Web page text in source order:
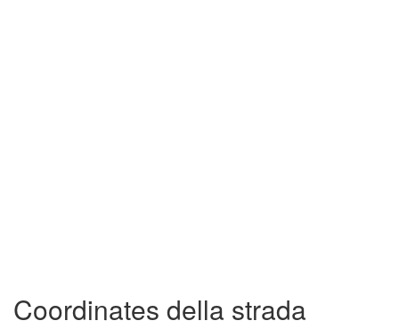
Coordinates della strada